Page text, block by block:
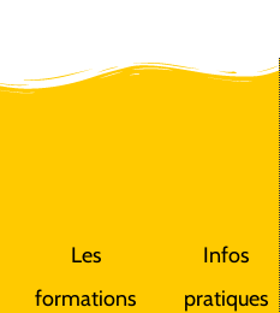
Les
formations
Infos
pratiques